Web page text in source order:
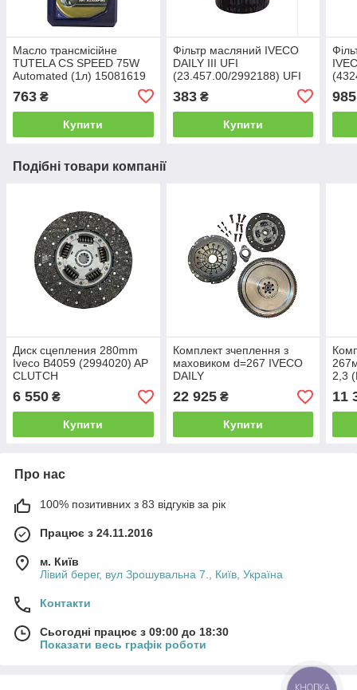
Масло трансмісійне
TUTELA CS SPEED 75W
Automated (1л) 15081619
763 ₴
Купити
Фільтр масляний IVECO
DAILY III UFI
(23.457.00/2992188) UFI
383₴
Купити
985
Подібні товари компанії
Диск сцепления 280mm
Iveco B4059 (2994020) AP
CLUTCH
6 550 ₴
Купити
Комплект зчеплення з
маховиком d=267 IVECO
DAILY
(2994018/SFC47069) AP
CLUTCH
22 925₴
Купити
2,3
11
Про нас
100% позитивних з 83 відгуків за рік
Працює з 24.11.2016
м. Київ
Лівий берег, вул Зрошувальна 7., Київ, Україна
Контакти
Сьогодні працює з 09:00 до 18:30
Показати весь графік роботи